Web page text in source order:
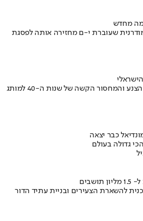
מחדש
שעוברת י-ם מחזירה אותה לפסגת
איך אסם הפכה את תקופת הצנע והמחסור הקשה של שנות ה-40 למותג
כבר יצאה
גדולה בעולם
להשארת הצעירים ובניית עתיד הדור